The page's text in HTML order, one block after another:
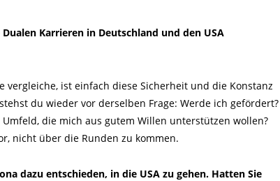
Karrieren in Deutschland und den USA
ist einfach diese Sicherheit und die Konstanz
du wieder vor derselben Frage: Werde ich gefördert?
die mich aus gutem Willen unterstützen wollen?
nicht über die Runden zu kommen.
dazu entschieden, in die USA zu gehen. Hatten Sie